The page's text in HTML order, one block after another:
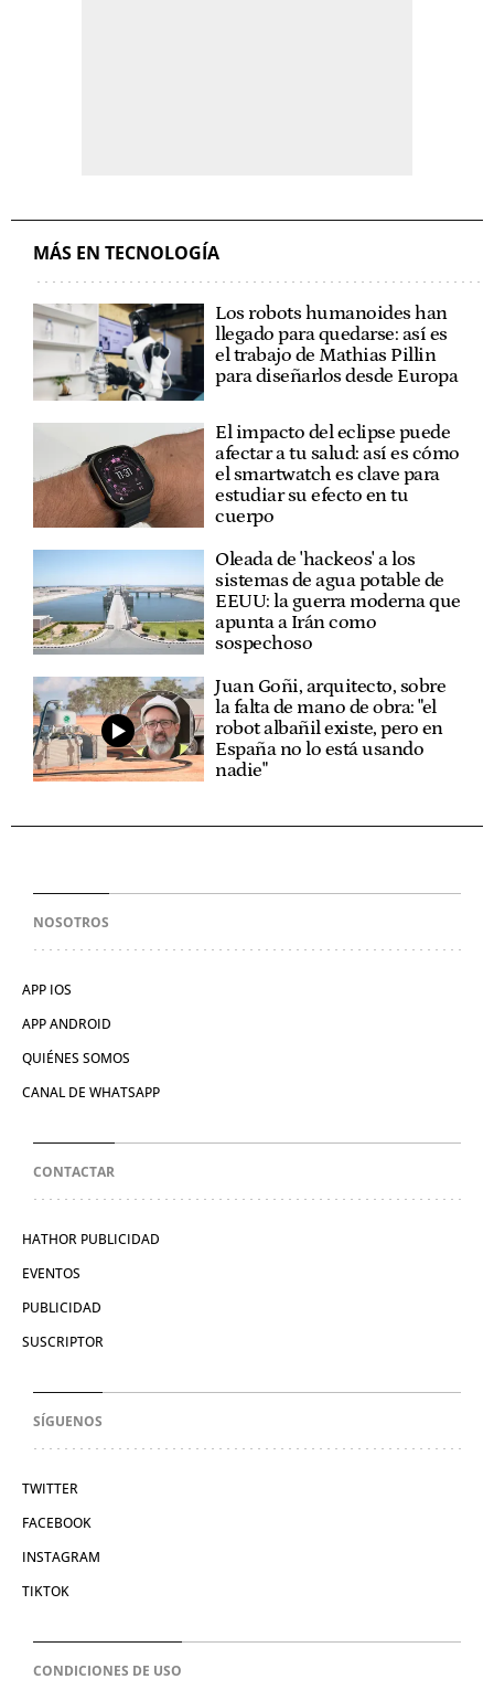
MÁS EN TECNOLOGÍA
Los robots humanoides han
llegado para quedarse: así es
el trabajo de Mathias Pillin
para diseñarlos desde Europa
El impacto del eclipse puede
afectar a tu salud: así es cómo
el smartwatch es clave para
estudiar su efecto en tu
cuerpo
Oleada de 'hackeos' a los
sistemas de agua potable de
EEUU: la guerra moderna que
apunta a Irán como
sospechoso
Juan Goñi, arquitecto, sobre
la falta de mano de obra: "el
robot albañil existe, pero en
España no lo está usando
nadie"
NOSOTROS
APP IOS
APP ANDROID
QUIÉNES SOMOS
CANAL DE WHATSAPP
CONTACTAR
HATHOR PUBLICIDAD
EVENTOS
PUBLICIDAD
SUSCRIPTOR
SÍGUENOS
TWITTER
FACEBOOK
INSTAGRAM
TIKTOK
CONDICIONES DE USO